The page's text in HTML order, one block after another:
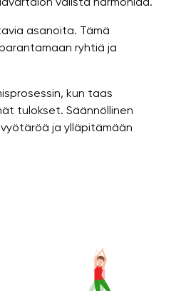
asanoita. Tämä
ryhtiä ja
kun taas
tulokset. Säännöllinen
ja ylläpitämään